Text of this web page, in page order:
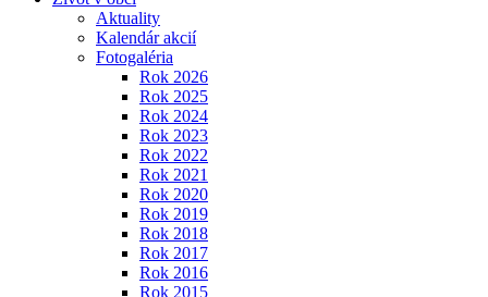
Aktuality
Kalendár akcií
Fotogaléria
Rok 2026
Rok 2025
Rok 2024
Rok 2023
Rok 2022
Rok 2021
Rok 2020
Rok 2019
Rok 2018
Rok 2017
Rok 2016
Rok 2015